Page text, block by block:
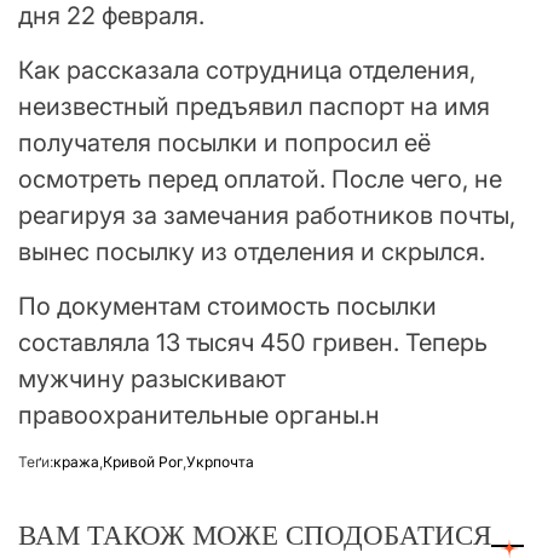
дня 22 февраля.
Как рассказала сотрудница отделения,
неизвестный предъявил паспорт на имя
получателя посылки и попросил её
осмотреть перед оплатой. После чего, не
реагируя за замечания работников почты,
вынес посылку из отделения и скрылся.
По документам стоимость посылки
составляла 13 тысяч 450 гривен. Теперь
мужчину разыскивают
правоохранительные органы.н
Теґи:кража,Кривой Рог,Укрпочта
ВАМ ТАКОЖ МОЖЕ СПОДОБАТИСЯ